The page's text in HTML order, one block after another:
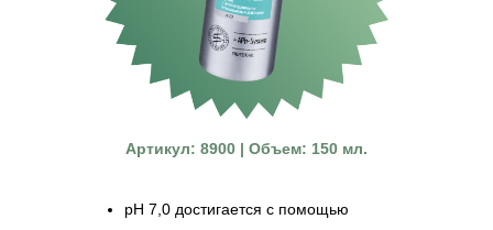
Артикул: 8900 | Объем: 150 мл.
рН 7,0 достигается с помощью